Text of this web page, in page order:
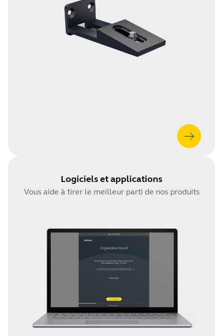
Logiciels et applications
Vous aide à tirer le meilleur parti de nos produits